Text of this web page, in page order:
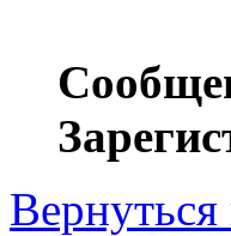
Вернуться